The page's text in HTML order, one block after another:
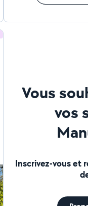
Vous
vos
Inscrivez-vous et